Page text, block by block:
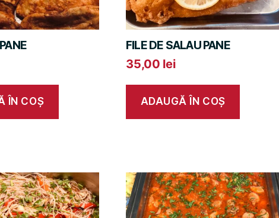
ÎN COȘ
FILE DE SALAU PANE
35,00 lei
ADAUGĂ ÎN COȘ